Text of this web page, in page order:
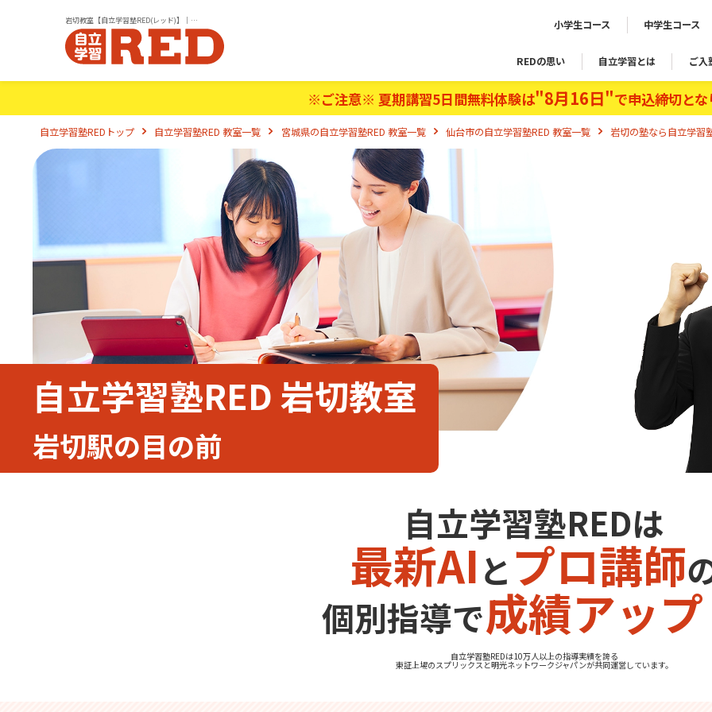
岩切教室【自立学習塾RED(レッド)】｜小学生・中学生・高校生の学習塾 小学生コース 中学生コース
REDの思い 自立学習とは ご入
※ご注意※ 夏期講習5日間無料体験は"8月16日"で申込締切と
自立学習塾REDトップ 自立学習塾RED 教室一覧 宮城県の自立学習塾RED 教室一覧 仙台市の自立学習塾RED 教室一覧 岩切の塾なら自立学習
自立学習塾RED 岩切教室
岩切駅の目の前
自立学習塾REDは
最新AIとプロ講師
個別指導で成績アッ
自立学習塾REDは10万人以上の指導実績を誇る
東証上場の スプリックス と明光ネットワークジャパンが共同運営しています。